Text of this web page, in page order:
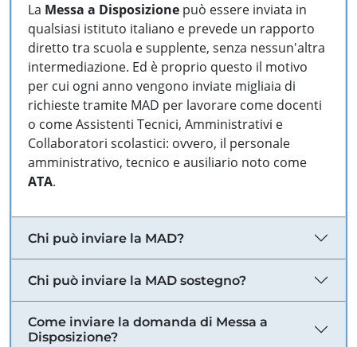
La Messa a Disposizione può essere inviata in
qualsiasi istituto italiano e prevede un rapporto
diretto tra scuola e supplente, senza nessun'altra
intermediazione. Ed è proprio questo il motivo
per cui ogni anno vengono inviate migliaia di
richieste tramite MAD per lavorare come docenti
o come Assistenti Tecnici, Amministrativi e
Collaboratori scolastici: ovvero, il personale
amministrativo, tecnico e ausiliario noto come
ATA.
Chi può inviare la MAD?
Chi può inviare la MAD sostegno?
Come inviare la domanda di Messa a
Disposizione?